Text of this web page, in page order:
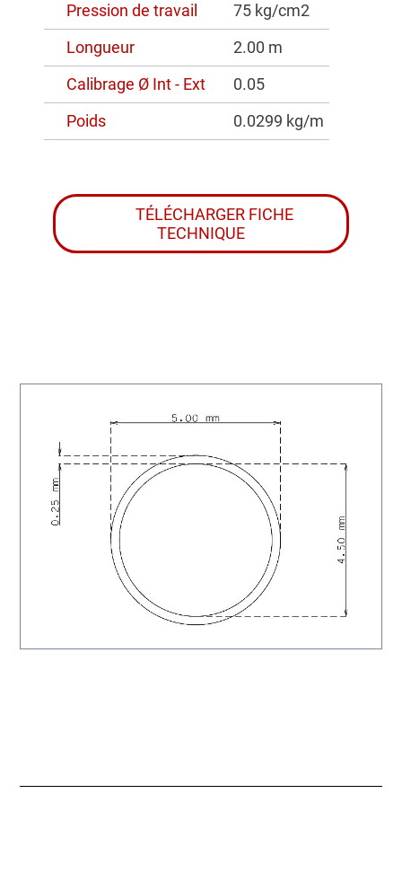
Pression de travail
75 kg/cm2
Longueur
2.00 m
Calibrage Ø Int - Ext
0.05
Poids
0.0299 kg/m
TÉLÉCHARGER FICHE
TECHNIQUE